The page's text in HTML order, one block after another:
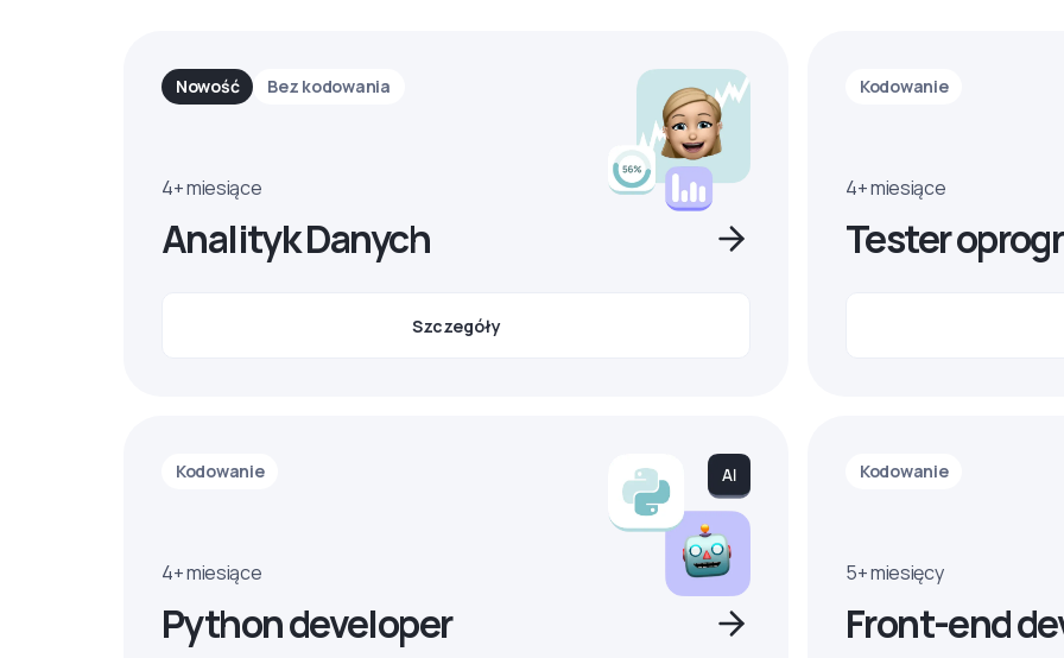
Nowość Bez kodowania
4+ miesiące
Analityk Danych
Szczegóły
Kodowanie
4+ miesiące
Tester
Kodowanie
4+ miesiące
Python developer
Kodowanie
5+ miesięcy
Front-end